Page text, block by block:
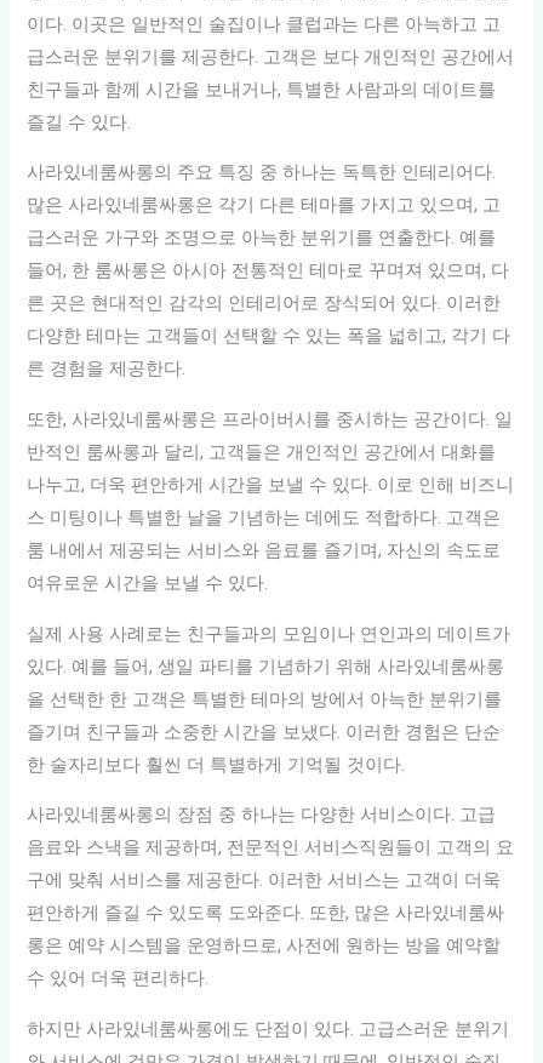
이다. 이곳은 일반적인 술집이나 클럽과는 다른 아늑하고 고
급스러운 분위기를 제공한다. 고객은 보다 개인적인 공간에서
친구들과 함께 시간을 보내거나, 특별한 사람과의 데이트를
즐길 수 있다.
사라있네룸싸롱의 주요 특징 중 하나는 독특한 인테리어다.
많은 사라있네룸싸롱은 각기 다른 테마를 가지고 있으며, 고
급스러운 가구와 조명으로 아늑한 분위기를 연출한다. 예를
들어, 한 룸싸롱은 아시아 전통적인 테마로 꾸며져 있으며, 다
른 곳은 현대적인 감각의 인테리어로 장식되어 있다. 이러한
다양한 테마는 고객들이 선택할 수 있는 폭을 넓히고, 각기 다
른 경험을 제공한다.
또한, 사라있네룸싸롱은 프라이버시를 중시하는 공간이다. 일
반적인 룸싸롱과 달리, 고객들은 개인적인 공간에서 대화를
나누고, 더욱 편안하게 시간을 보낼 수 있다. 이로 인해 비즈니
스 미팅이나 특별한 날을 기념하는 데에도 적합하다. 고객은
룸 내에서 제공되는 서비스와 음료를 즐기며, 자신의 속도로
여유로운 시간을 보낼 수 있다.
실제 사용 사례로는 친구들과의 모임이나 연인과의 데이트가
있다. 예를 들어, 생일 파티를 기념하기 위해 사라있네룸싸롱
을 선택한 한 고객은 특별한 테마의 방에서 아늑한 분위기를
즐기며 친구들과 소중한 시간을 보냈다. 이러한 경험은 단순
한 술자리보다 훨씬 더 특별하게 기억될 것이다.
사라있네룸싸롱의 장점 중 하나는 다양한 서비스이다. 고급
음료와 스낵을 제공하며, 전문적인 서비스직원들이 고객의 요
구에 맞춰 서비스를 제공한다. 이러한 서비스는 고객이 더욱
편안하게 즐길 수 있도록 도와준다. 또한, 많은 사라있네룸싸
롱은 예약 시스템을 운영하므로, 사전에 원하는 방을 예약할
수 있어 더욱 편리하다.
하지만 사라있네룸싸롱에도 단점이 있다. 고급스러운 분위기